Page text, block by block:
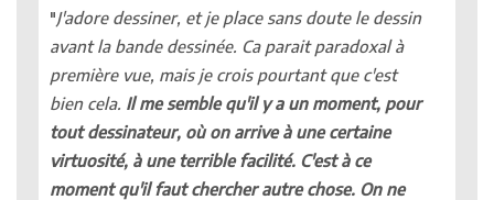
"J'adore dessiner, et je place sans doute le dessin
avant la bande dessinée. Ca parait paradoxal à
première vue, mais je crois pourtant que c'est
bien cela. Il me semble qu'il y a un moment, pour
tout dessinateur, où on arrive à une certaine
virtuosité, à une terrible facilité. C'est à ce
moment qu'il faut chercher autre chose. On ne